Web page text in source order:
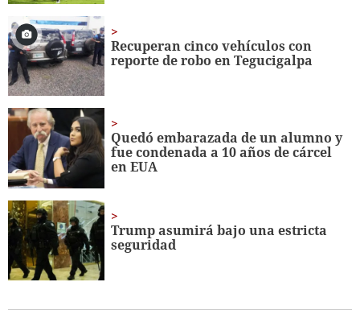
Recuperan cinco vehículos con
reporte de robo en Tegucigalpa
Quedó embarazada de un alumno y
fue condenada a 10 años de cárcel
en EUA
Trump asumirá bajo una estricta
seguridad